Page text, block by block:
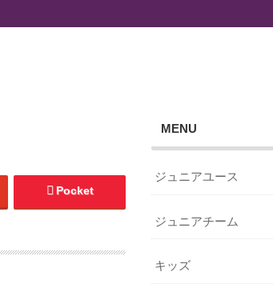
Pocket
MENU
ジュニアユース
ジュニアチーム
キッズ